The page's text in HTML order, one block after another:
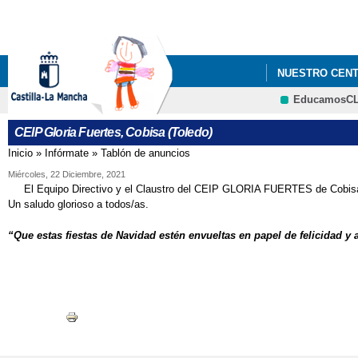
NUESTRO
AYUDAS
CEIP Gloria Fuertes, Cobisa (Toledo)
Se encuentra usted aquí
Inicio » Infórmate » Tablón de anuncios
Miércoles, 22 Diciembre, 2021
El Equipo Directivo y el Claustro del CEIP GLORIA FUERTES de
Un saludo glorioso a todos/as.
“Que estas fiestas de Navidad estén envueltas en papel de felicidad